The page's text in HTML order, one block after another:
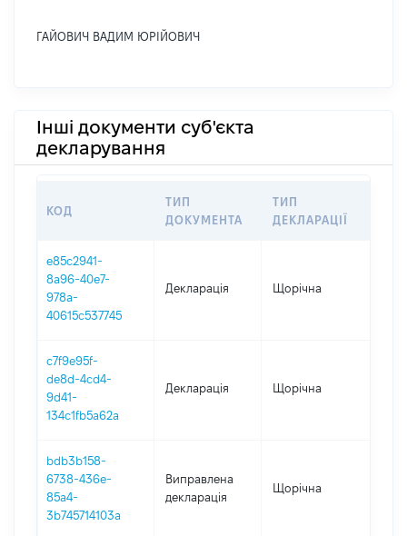
ГАЙОВИЧ ВАДИМ ЮРІЙОВИЧ
Інші документи суб'єкта
декларування
КОД
ТИП
ДОКУМЕНТА
ТИП
ДЕКЛАРАЦІЇ
e85c2941-
8a96-40e7-
978a-
40615c537745
Декларація Щорічна
c7f9e95f-
de8d-4cd4-
9d41-
134c1fb5a62a
Декларація Щорічна
bdb3b158-
6738-436e-
85a4-
3b745714103a
Виправлена
декларація
Щорічна